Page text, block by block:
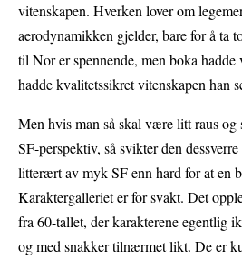
vitenskapen. Hverken lover om
aerodynamikken gjelder, bare for å ta
til Nor er spennende, men boka
hadde kvalitetssikret vitenskapen han
Men hvis man så skal være litt raus og
SF-perspektiv, så svikter den
litterært av myk SF enn hard for at en
Karaktergalleriet er for svakt. Det
fra 60-tallet, der karakterene egentlig
og med snakker tilnærmet likt. De er